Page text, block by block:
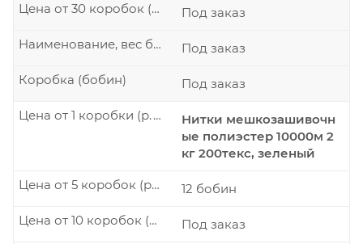
Под заказ
Цена от 30 коробок (р./шт.)
Под заказ
Наименование, вес бобины
Под заказ
Коробка (бобин)
Нитки мешкозашивочн
ые полиэстер 10000м 2
кг 200текс, зеленый
Цена от 1 коробки (р./шт.)
12 бобин
Цена от 5 коробок (р./шт.)
Под заказ
Цена от 10 коробок (р./шт.)